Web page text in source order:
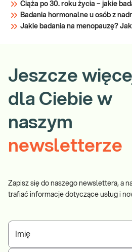
Ciąża po 30. roku życia – jakie
Badania hormonalne u osób z
Jakie badania na menopauzę?
Jeszcze
dla Ciebie w
naszym
newsletterze
Zapisz się do naszego newslettera, a
trafiać informacje dotyczące usług i
Imię